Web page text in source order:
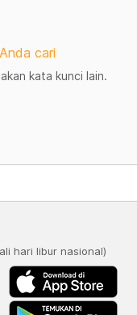
cari
kata kunci lain.
hari libur nasional)